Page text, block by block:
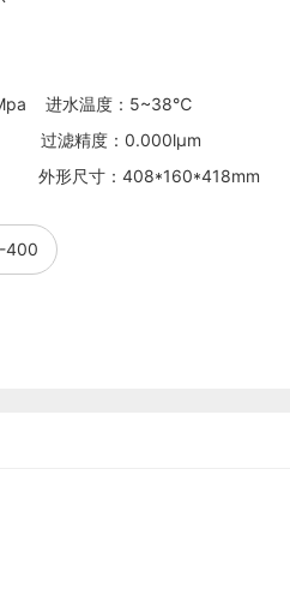
进水温度：5~38℃
过滤精度：0.000lμm
形尺寸：408*160*418mm
400